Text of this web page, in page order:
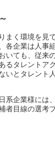
まく環境を見
各企業は人事
いても、従来
タレントア
いとタレント
系企業様には
者目線の選考